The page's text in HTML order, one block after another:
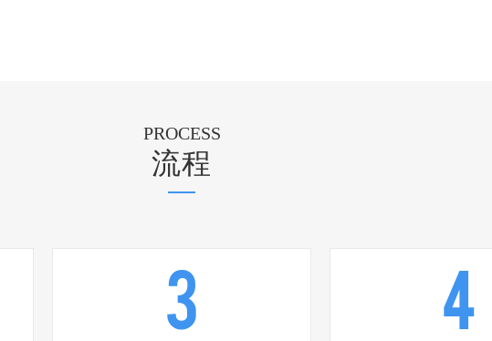
PROCESS
流程
3 4